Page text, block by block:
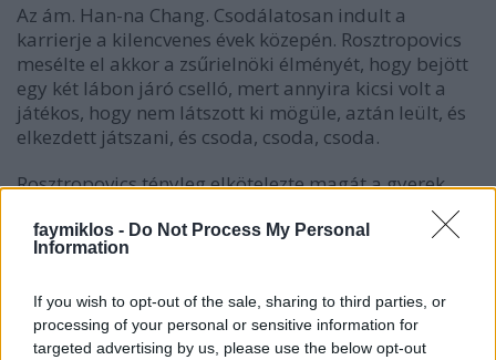
faymiklos - Do Not Process My Personal
Information
If you wish to opt-out of the sale, sharing to third parties, or
processing of your personal or sensitive information for
targeted advertising by us, please use the below opt-out
Az ám. Han-na Chang. Csodálatosan indult a
karrierje a kilencvenes évek közepén. Rosztropovics
mesélte el akkor a zsűrielnöki élményét, hogy bejött
egy két lábon járó cselló, mert annyira kicsi volt a
játékos, hogy nem látszott ki mögüle, aztán leült, és
elkezdett játszani, és csoda, csoda, csoda.
Rosztropovics tényleg elkötelezte magát a gyerek
Han-na Chang mellett, ő vezényelte az első lemezét,
Csajkovszkij Rokokó-variációk. És tényleg szép volt –
legalábbis addig, amíg az ember önsorsrontó
Rosztropovicsot ebben a témában – utána valahogy
nem volt ereje visszatérni a csodagyerekhez.